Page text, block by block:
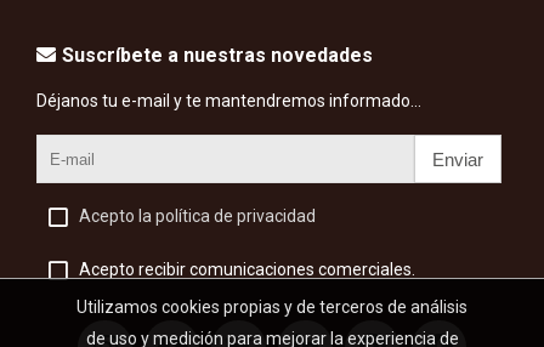
Suscríbete a nuestras novedades
Déjanos tu e-mail y te mantendremos informado...
Enviar
Acepto la política de privacidad
Acepto recibir comunicaciones comerciales.
Utilizamos cookies propias y de terceros de análisis
de uso y medición para mejorar la experiencia de